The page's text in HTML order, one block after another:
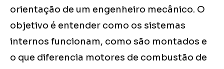
orientação de um engenheiro mecânico. O
objetivo é entender como os sistemas
internos funcionam, como são montados e
o que diferencia motores de combustão de